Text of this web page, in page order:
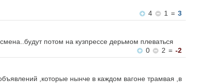
4
1 = 3
потом на кузпрессе дерьмом плеваться
0
2 = -2
,которые нынче в каждом вагоне трамвая ,в